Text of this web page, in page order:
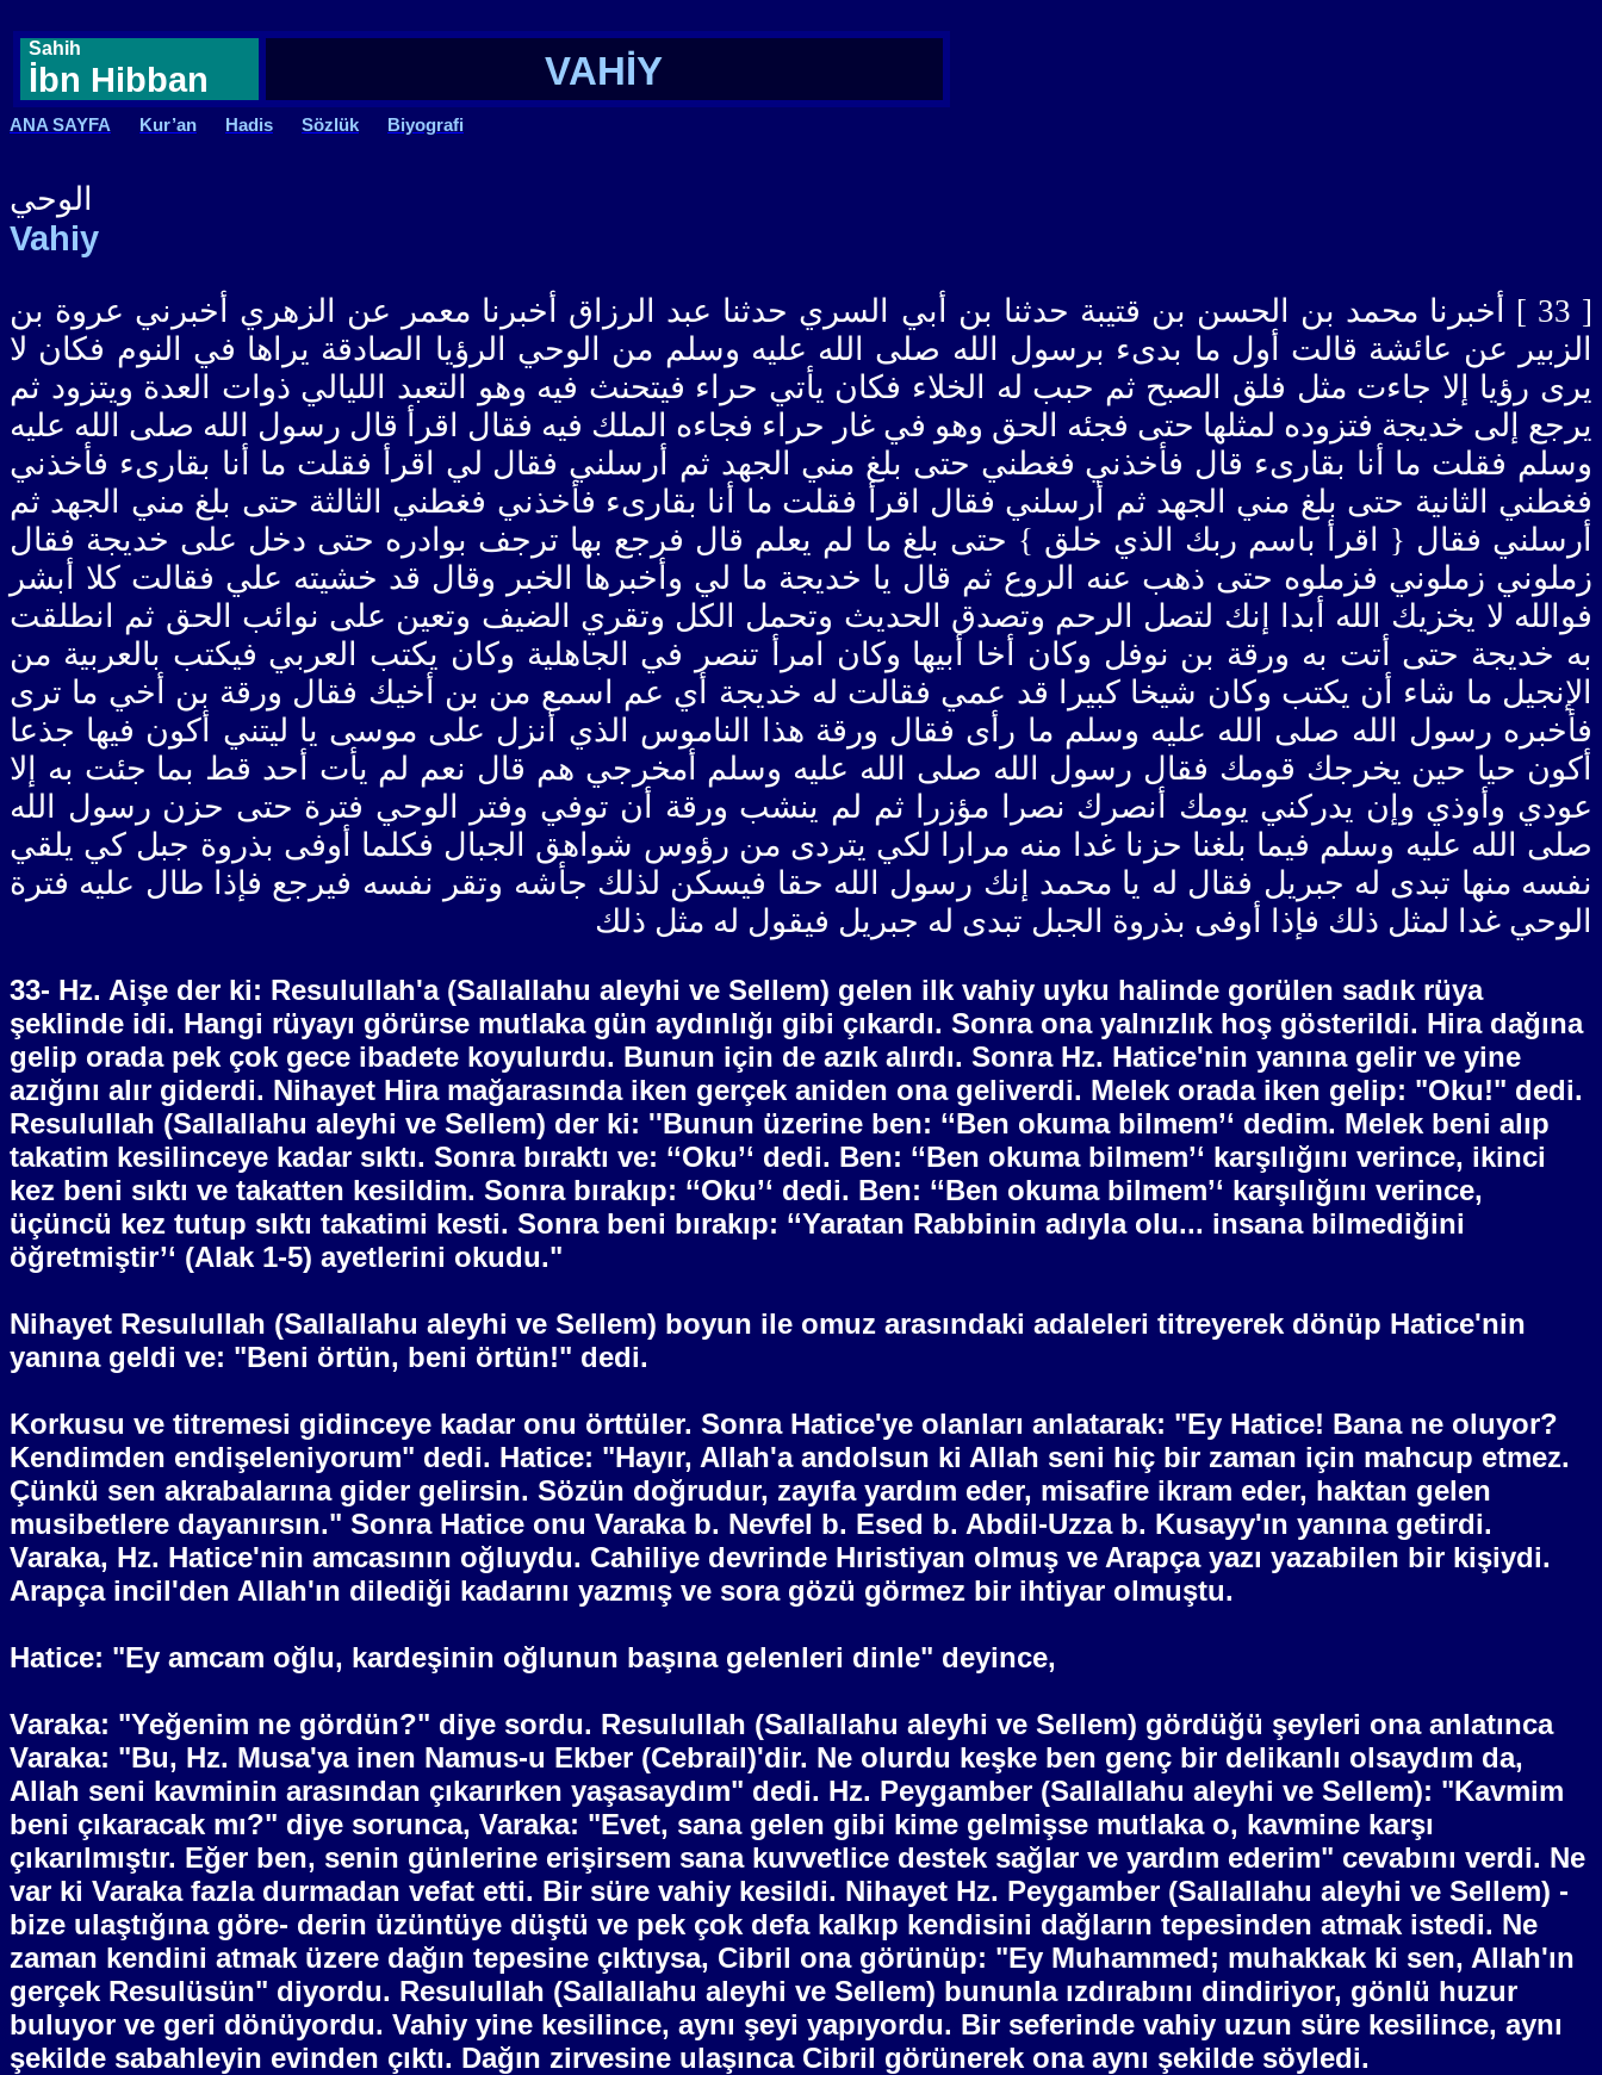
Sahih
İbn Hibban VAHİY
ANA SAYFA Kur’an Hadis Sözlük Biyografi
الوحي
Vahiy
[ 33 ] أخبرنا محمد بن الحسن بن قتيبة حدثنا بن أبي السري حدثنا عبد الرزاق أخبرنا معمر عن الزهري أخبرني عروة بن
الزبير عن عائشة قالت أول ما بدىء برسول الله صلى الله عليه وسلم من الوحي الرؤيا الصادقة يراها في النوم فكان لا
يرى رؤيا إلا جاءت مثل فلق الصبح ثم حبب له الخلاء فكان يأتي حراء فيتحنث فيه وهو التعبد الليالي ذوات العدة ويتزود ثم
يرجع إلى خديجة فتزوده لمثلها حتى فجئه الحق وهو في غار حراء فجاءه الملك فيه فقال اقرأ قال رسول الله صلى الله عليه
وسلم فقلت ما أنا بقارىء قال فأخذني فغطني حتى بلغ مني الجهد ثم أرسلني فقال لي اقرأ فقلت ما أنا بقارىء فأخذني
فغطني الثانية حتى بلغ مني الجهد ثم أرسلني فقال اقرأ فقلت ما أنا بقارىء فأخذني فغطني الثالثة حتى بلغ مني الجهد ثم
أرسلني فقال { اقرأ باسم ربك الذي خلق } حتى بلغ ما لم يعلم قال فرجع بها ترجف بوادره حتى دخل على خديجة فقال
زملوني زملوني فزملوه حتى ذهب عنه الروع ثم قال يا خديجة ما لي وأخبرها الخبر وقال قد خشيته علي فقالت كلا أبشر
فوالله لا يخزيك الله أبدا إنك لتصل الرحم وتصدق الحديث وتحمل الكل وتقري الضيف وتعين على نوائب الحق ثم انطلقت
به خديجة حتى أتت به ورقة بن نوفل وكان أخا أبيها وكان امرأ تنصر في الجاهلية وكان يكتب العربي فيكتب بالعربية من
الإنجيل ما شاء أن يكتب وكان شيخا كبيرا قد عمي فقالت له خديجة أي عم اسمع من بن أخيك فقال ورقة بن أخي ما ترى
فأخبره رسول الله صلى الله عليه وسلم ما رأى فقال ورقة هذا الناموس الذي أنزل على موسى يا ليتني أكون فيها جذعا
أكون حيا حين يخرجك قومك فقال رسول الله صلى الله عليه وسلم أمخرجي هم قال نعم لم يأت أحد قط بما جئت به إلا
عودي وأوذي وإن يدركني يومك أنصرك نصرا مؤزرا ثم لم ينشب ورقة أن توفي وفتر الوحي فترة حتى حزن رسول الله
صلى الله عليه وسلم فيما بلغنا حزنا غدا منه مرارا لكي يتردى من رؤوس شواهق الجبال فكلما أوفى بذروة جبل كي يلقي
نفسه منها تبدى له جبريل فقال له يا محمد إنك رسول الله حقا فيسكن لذلك جأشه وتقر نفسه فيرجع فإذا طال عليه فترة
الوحي غدا لمثل ذلك فإذا أوفى بذروة الجبل تبدى له جبريل فيقول له مثل ذلك
33- Hz. Aişe der ki: Resulullah'a (Sallallahu aleyhi ve Sellem) gelen ilk vahiy uyku halinde gorülen sadık rüya
şeklinde idi. Hangi rüyayı görürse mutlaka gün aydınlığı gibi çıkardı. Sonra ona yalnızlık hoş gösterildi. Hira dağına
gelip orada pek çok gece ibadete koyulurdu. Bunun için de azık alırdı. Sonra Hz. Hatice'nin yanına gelir ve yine
azığını alır giderdi. Nihayet Hira mağarasında iken gerçek aniden ona geliverdi. Melek orada iken gelip: "Oku!" dedi.
Resulullah (Sallallahu aleyhi ve Sellem) der ki: ''Bunun üzerine ben: ‘‘Ben okuma bilmem’‘ dedim. Melek beni alıp
takatim kesilinceye kadar sıktı. Sonra bıraktı ve: ‘‘Oku’‘ dedi. Ben: ‘‘Ben okuma bilmem’‘ karşılığını verince, ikinci
kez beni sıktı ve takatten kesildim. Sonra bırakıp: ‘‘Oku’‘ dedi. Ben: ‘‘Ben okuma bilmem’‘ karşılığını verince,
üçüncü kez tutup sıktı takatimi kesti. Sonra beni bırakıp: ‘‘Yaratan Rabbinin adıyla olu... insana bilmediğini
öğretmiştir’‘ (Alak 1-5) ayetlerini okudu."
Nihayet Resulullah (Sallallahu aleyhi ve Sellem) boyun ile omuz arasındaki adaleleri titreyerek dönüp Hatice'nin
yanına geldi ve: "Beni örtün, beni örtün!" dedi.
Korkusu ve titremesi gidinceye kadar onu örttüler. Sonra Hatice'ye olanları anlatarak: "Ey Hatice! Bana ne oluyor?
Kendimden endişeleniyorum" dedi. Hatice: "Hayır, Allah'a andolsun ki Allah seni hiç bir zaman için mahcup etmez.
Çünkü sen akrabalarına gider gelirsin. Sözün doğrudur, zayıfa yardım eder, misafire ikram eder, haktan gelen
musibetlere dayanırsın." Sonra Hatice onu Varaka b. Nevfel b. Esed b. Abdil-Uzza b. Kusayy'ın yanına getirdi.
Varaka, Hz. Hatice'nin amcasının oğluydu. Cahiliye devrinde Hıristiyan olmuş ve Arapça yazı yazabilen bir kişiydi.
Arapça incil'den Allah'ın dilediği kadarını yazmış ve sora gözü görmez bir ihtiyar olmuştu.
Hatice: "Ey amcam oğlu, kardeşinin oğlunun başına gelenleri dinle" deyince,
Varaka: "Yeğenim ne gördün?" diye sordu. Resulullah (Sallallahu aleyhi ve Sellem) gördüğü şeyleri ona anlatınca
Varaka: "Bu, Hz. Musa'ya inen Namus-u Ekber (Cebrail)'dir. Ne olurdu keşke ben genç bir delikanlı olsaydım da,
Allah seni kavminin arasından çıkarırken yaşasaydım" dedi. Hz. Peygamber (Sallallahu aleyhi ve Sellem): "Kavmim
beni çıkaracak mı?" diye sorunca, Varaka: "Evet, sana gelen gibi kime gelmişse mutlaka o, kavmine karşı
çıkarılmıştır. Eğer ben, senin günlerine erişirsem sana kuvvetlice destek sağlar ve yardım ederim" cevabını verdi. Ne
var ki Varaka fazla durmadan vefat etti. Bir süre vahiy kesildi. Nihayet Hz. Peygamber (Sallallahu aleyhi ve Sellem) -
bize ulaştığına göre- derin üzüntüye düştü ve pek çok defa kalkıp kendisini dağların tepesinden atmak istedi. Ne
zaman kendini atmak üzere dağın tepesine çıktıysa, Cibril ona görünüp: "Ey Muhammed; muhakkak ki sen, Allah'ın
gerçek Resulüsün" diyordu. Resulullah (Sallallahu aleyhi ve Sellem) bununla ızdırabını dindiriyor, gönlü huzur
buluyor ve geri dönüyordu. Vahiy yine kesilince, aynı şeyi yapıyordu. Bir seferinde vahiy uzun süre kesilince, aynı
şekilde sabahleyin evinden çıktı. Dağın zirvesine ulaşınca Cibril görünerek ona aynı şekilde söyledi.